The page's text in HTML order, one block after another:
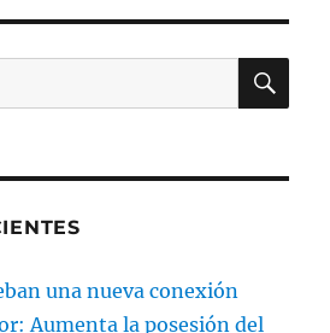
una nueva conexión
Aumenta la posesión del